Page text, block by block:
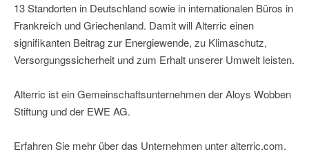
13 Standorten in Deutschland sowie in internationalen Büros in
Frankreich und Griechenland. Damit will Alterric einen
signifikanten Beitrag zur Energiewende, zu Klimaschutz,
Versorgungssicherheit und zum Erhalt unserer Umwelt leisten.
Alterric ist ein Gemeinschaftsunternehmen der Aloys Wobben
Stiftung und der EWE AG.
Erfahren Sie mehr über das Unternehmen unter alterric.com.